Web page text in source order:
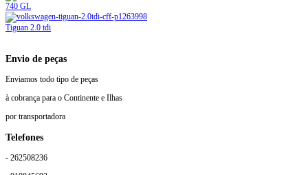
740 GL
Tiguan 2.0 tdi
Envio de peças
Enviamos todo tipo de peças
à cobrança para o Continente e Ilhas
por transportadora
Telefones
- 262508236